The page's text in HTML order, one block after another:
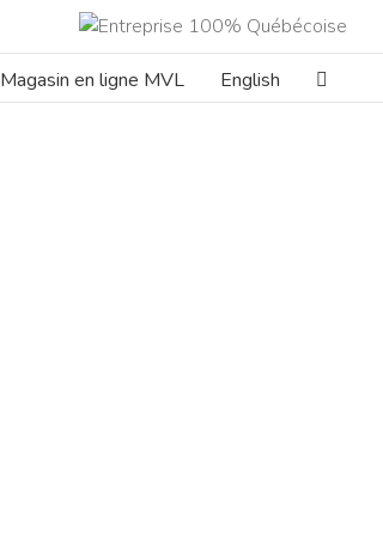
Magasin en ligne MVL English